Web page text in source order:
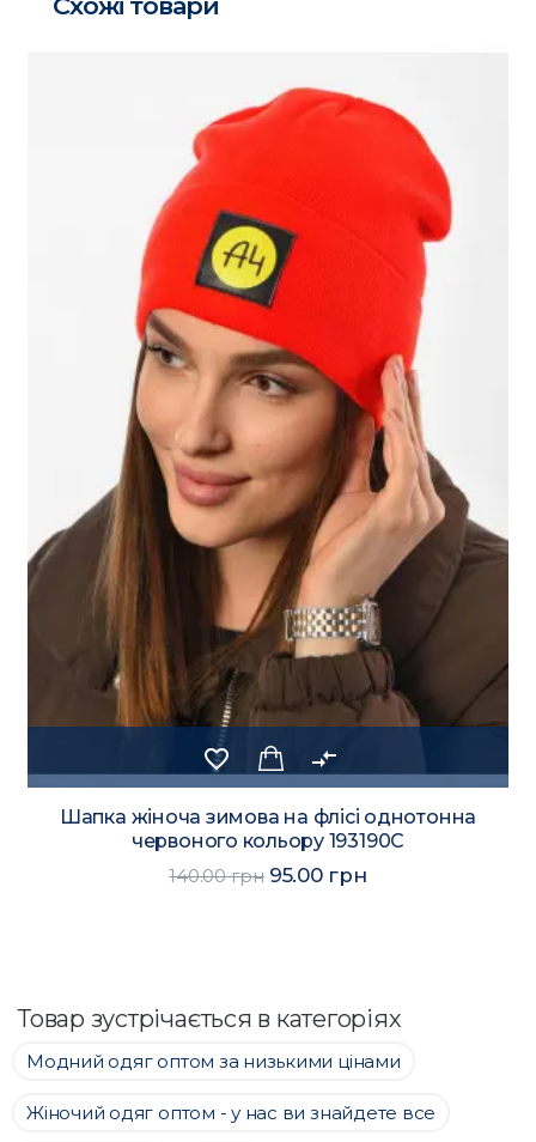
favorite_border compare_arrows
Шапка жіноча зимова на флісі однотонна
червоного кольору 193190C
140.00 грн 95.00 грн
Товар зустрічається в категоріях
Модний одяг оптом за низькими цінами
Жіночий одяг оптом - у нас ви знайдете все